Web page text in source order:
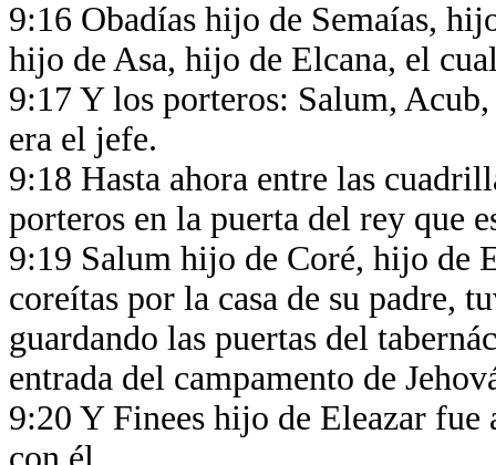
9:16 Obadías hijo de Semaías,
hijo de Asa, hijo de Elcana, el
9:17 Y los porteros: Salum,
era el jefe.
9:18 Hasta ahora entre las
porteros en la puerta del rey que
9:19 Salum hijo de Coré, hijo de
coreítas por la casa de su padre,
guardando las puertas del
entrada del campamento de
9:20 Y Finees hijo de Eleazar fue